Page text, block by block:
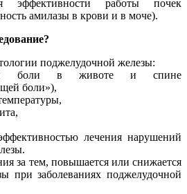
эффективности работы почек
амилазы в крови и в моче).
поджелудочной железы:
боли в животе и спине
боли»),
лечения нарушений
за тем, повышается или снижается
при заболеваниях поджелудочной